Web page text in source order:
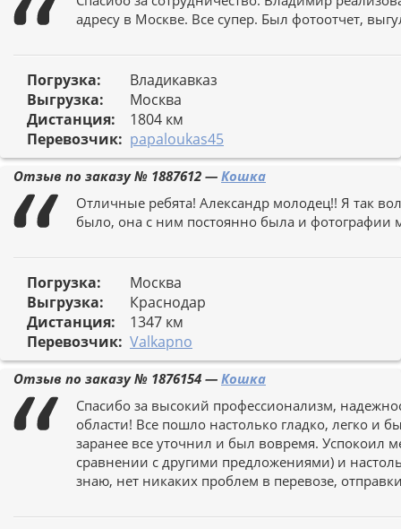
адресу в Москве. Все супер. Был фотоотчет,
Погрузка:
Владикавказ
Выгрузка:
Москва
Дистанция:
1804 км
Перевозчик: papaloukas45
Отзыв по заказу № 1887612 — Кошка
Отличные ребята! Александр молодец!! Я так
было, она с ним постоянно была и фотографии
Погрузка:
Москва
Выгрузка:
Краснодар
Дистанция:
1347 км
Перевозчик: Valkapno
Отзыв по заказу № 1876154 — Кошка
Спасибо за высокий профессионализм,
области! Все пошло настолько гладко, легко и
заранее все уточнил и был вовремя. Успокоил
сравнении с другими предложениями) и
знаю, нет никаких проблем в перевозе,